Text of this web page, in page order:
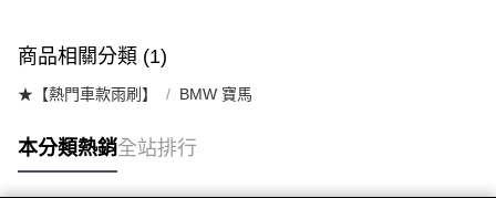
商品相關分類 (1)
★【熱門車款雨刷】 BMW 寶馬
本分類熱銷全站排行